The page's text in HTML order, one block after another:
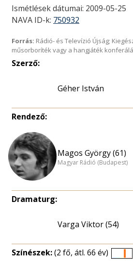
Ismétlések dátumai: 2009-05-25
NAVA ID-k: 750932
Forrás: Rádió- és Televízió Újság;
műsorboríték vagy a hangjáték
Szerző:
Géher István
Rendező:
Magos György (61)
Magyar Rádió (Budapest)
Dramaturg:
Varga Viktor (54)
Színészek:(2 fő, átl. 66 év)